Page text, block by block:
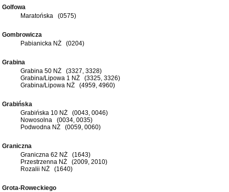
Golfowa
Maratońska (0575)
Gombrowicza
Pabianicka NŻ (0204)
Grabina
Grabina 50 NŻ (3327, 3328)
Grabina/Lipowa 1 NŻ (3325, 3326)
Grabina/Lipowa NŻ (4959, 4960)
Grabińska
Grabińska 10 NŻ (0043, 0046)
Nowosolna (0034, 0035)
Podwodna NŻ (0059, 0060)
Graniczna
Graniczna 62 NŻ (1643)
Przestrzenna NŻ (2009, 2010)
Rozalii NŻ (1640)
Grota-Roweckiego